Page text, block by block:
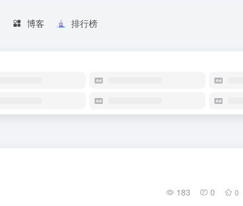
博客 排行榜
183 0 0